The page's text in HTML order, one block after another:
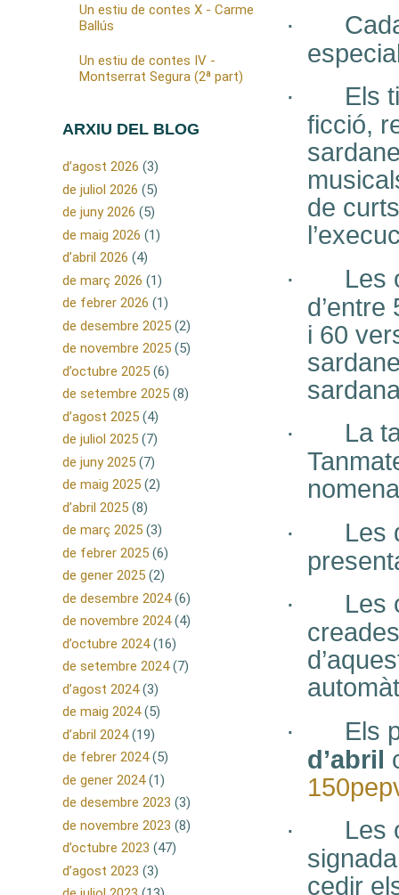
·
·
Els
ficció,
de
·
Les
i 60
·
La
·
Les
·
Les
·
Els
d’abril
·
Les
cedir
Un estiu de contes X - Carme
Ballús
Un estiu de contes IV -
Montserrat Segura (2ª part)
ARXIU DEL BLOG
d’agost 2026 (3)
de juliol 2026 (5)
de juny 2026 (5)
de maig 2026 (1)
d’abril 2026 (4)
de març 2026 (1)
de febrer 2026 (1)
de desembre 2025 (2)
de novembre 2025 (5)
d’octubre 2025 (6)
de setembre 2025 (8)
d’agost 2025 (4)
de juliol 2025 (7)
de juny 2025 (7)
de maig 2025 (2)
d’abril 2025 (8)
de març 2025 (3)
de febrer 2025 (6)
de gener 2025 (2)
de desembre 2024(6)
de novembre 2024(4)
d’octubre 2024(16)
de setembre 2024(7)
d’agost 2024(3)
de maig 2024(5)
d’abril 2024(19)
de febrer 2024(5)
de gener 2024(1)
de desembre 2023 (3)
de novembre 2023 (8)
d’octubre 2023 (47)
d’agost 2023 (3)